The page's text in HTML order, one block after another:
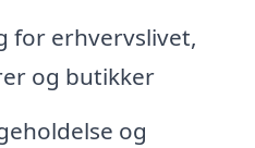
for erhvervslivet,
og butikker
og